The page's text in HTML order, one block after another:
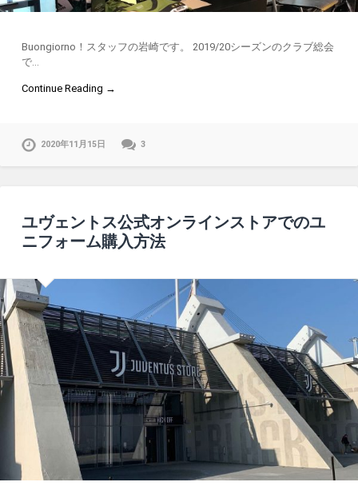
Buongiorno！スタッフの岩崎です。 2019/20シーズンのクラブ総会
で…
Continue Reading →
2020年11月15日 3
ユヴェントス公式オンラインストアでのユ
ニフォーム購入方法